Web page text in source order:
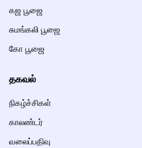
கஜ பூஜை
சுமங்கலி பூஜை
கோ பூஜை
தகவல்
நிகழ்ச்சிகள்
காலண்டர்
வலைப்பதிவு